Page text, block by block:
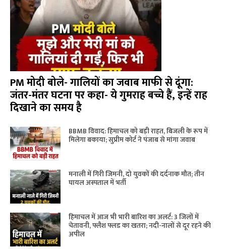
PM मोदी बोले- गालियों का जवाब माफी से दूंगा:
जंतर-मंतर घटना पर कहा- ये गुमराह बच्चे हैं, इन्हें राह
दिखाने का समय है
BBMB विवाद: हिमाचल को बड़ी राहत, बिजली के रूप में
मिलेगा बकाया; सुप्रीम कोर्ट ने पंजाब से मांगा जवाब
मनाली में गिरी जिमनी, दो युवकों की दर्दनाक मौत; तीन
घायल अस्पताल में भर्ती
हिमाचल में आज भी भारी बारिश का अलर्ट: 3 जिलों में
चेतावनी, फ्लैश फ्लड का खतरा; नदी-नालों से दूर रहने की
अपील